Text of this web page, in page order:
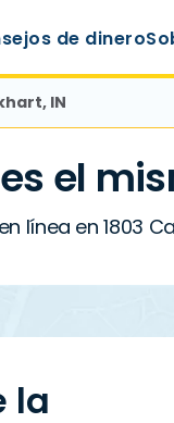
de dinero
IN
el
línea en 1803
la